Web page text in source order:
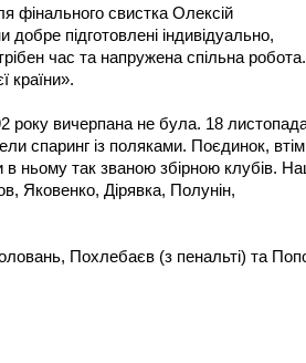
фінального свистка Олексій
підготовлені індивідуально,
час та напружена спільна робота.
країни».
року вичерпана не була. 18
спаринг із поляками. Поєдинок,
ньому так званою збірною клубів.
Яковенко, Дірявка, Полунін,
Похлебаєв (з пенальті) та